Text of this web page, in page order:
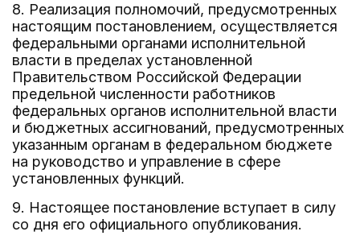
8. Реализация полномочий, предусмотренных
настоящим постановлением, осуществляется
федеральными органами исполнительной
власти в пределах установленной
Правительством Российской Федерации
предельной численности работников
федеральных органов исполнительной власти
и бюджетных ассигнований, предусмотренных
указанным органам в федеральном бюджете
на руководство и управление в сфере
установленных функций.
9. Настоящее постановление вступает в силу
со дня его официального опубликования.